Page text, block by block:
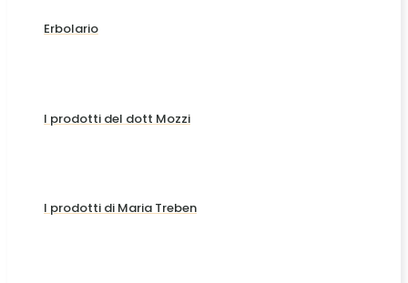
Erbolario
I prodotti del dott Mozzi
I prodotti di Maria Treben